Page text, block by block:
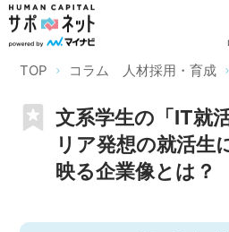
TOP コラム 人材採用・育成
文系学生の「IT就
リア発想の就活生
映る企業像とは？